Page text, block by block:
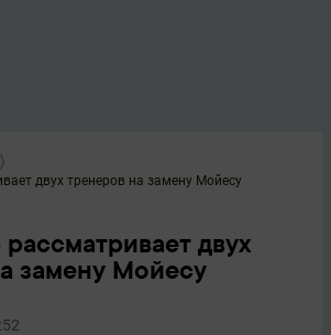
двух тренеров на замену Мойесу
двух
замену Мойесу